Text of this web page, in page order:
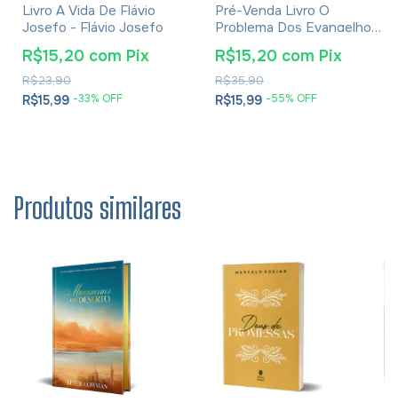
Livro A Vida De Flávio
Josefo - Flávio Josefo
R$15,99 -33% OFF
R$23,90
R$15,20 com Pix
Pré-Venda Livro O
Problema Dos Evangelhos
E Soluções- Eusébio De
Cesareia
R$15,99 -55% OFF
R$35,90
R$15,20 com Pix
Produtos similares